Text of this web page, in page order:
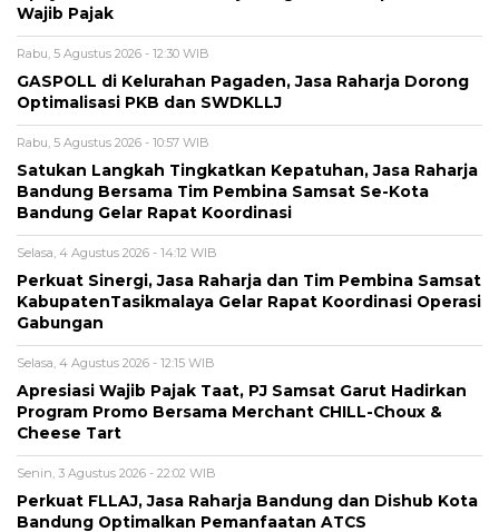
Wajib Pajak
Rabu, 5 Agustus 2026 - 12:30 WIB
GASPOLL di Kelurahan Pagaden, Jasa Raharja Dorong
Optimalisasi PKB dan SWDKLLJ
Rabu, 5 Agustus 2026 - 10:57 WIB
Satukan Langkah Tingkatkan Kepatuhan, Jasa Raharja
Bandung Bersama Tim Pembina Samsat Se-Kota
Bandung Gelar Rapat Koordinasi
Selasa, 4 Agustus 2026 - 14:12 WIB
Perkuat Sinergi, Jasa Raharja dan Tim Pembina Samsat
KabupatenTasikmalaya Gelar Rapat Koordinasi Operasi
Gabungan
Selasa, 4 Agustus 2026 - 12:15 WIB
Apresiasi Wajib Pajak Taat, PJ Samsat Garut Hadirkan
Program Promo Bersama Merchant CHILL-Choux &
Cheese Tart
Senin, 3 Agustus 2026 - 22:02 WIB
Perkuat FLLAJ, Jasa Raharja Bandung dan Dishub Kota
Bandung Optimalkan Pemanfaatan ATCS